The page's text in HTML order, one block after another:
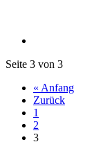
Seite 3 von 3
« Anfang
Zurück
1
2
3